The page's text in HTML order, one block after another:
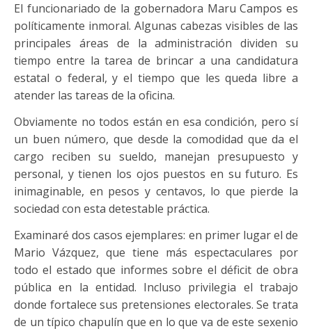
El funcionariado de la gobernadora Maru Campos es
políticamente inmoral. Algunas cabezas visibles de las
principales áreas de la administración dividen su
tiempo entre la tarea de brincar a una candidatura
estatal o federal, y el tiempo que les queda libre a
atender las tareas de la oficina.
Obviamente no todos están en esa condición, pero sí
un buen número, que desde la comodidad que da el
cargo reciben su sueldo, manejan presupuesto y
personal, y tienen los ojos puestos en su futuro. Es
inimaginable, en pesos y centavos, lo que pierde la
sociedad con esta detestable práctica.
Examinaré dos casos ejemplares: en primer lugar el de
Mario Vázquez, que tiene más espectaculares por
todo el estado que informes sobre el déficit de obra
pública en la entidad. Incluso privilegia el trabajo
donde fortalece sus pretensiones electorales. Se trata
de un típico chapulín que en lo que va de este sexenio